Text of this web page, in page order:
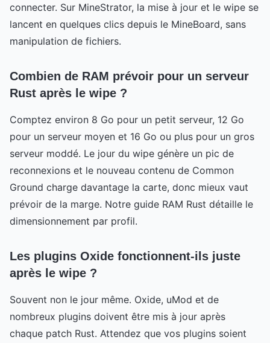
connecter. Sur MineStrator, la mise à jour et le wipe se
lancent en quelques clics depuis le MineBoard, sans
manipulation de fichiers.
Combien de RAM prévoir pour un serveur
Rust après le wipe ?
Comptez environ 8 Go pour un petit serveur, 12 Go
pour un serveur moyen et 16 Go ou plus pour un gros
serveur moddé. Le jour du wipe génère un pic de
reconnexions et le nouveau contenu de Common
Ground charge davantage la carte, donc mieux vaut
prévoir de la marge. Notre guide RAM Rust détaille le
dimensionnement par profil.
Les plugins Oxide fonctionnent-ils juste
après le wipe ?
Souvent non le jour même. Oxide, uMod et de
nombreux plugins doivent être mis à jour après
chaque patch Rust. Attendez que vos plugins soient